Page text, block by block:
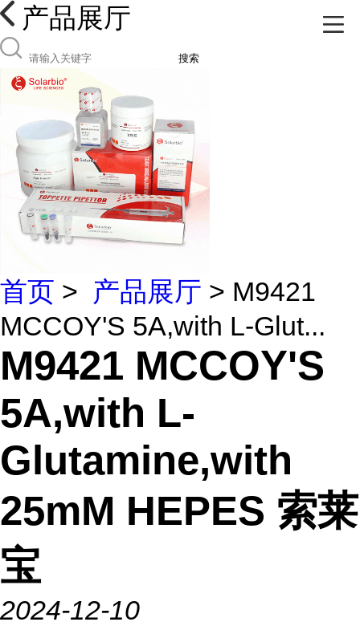
产品展厅
搜索
首页 > 产品展厅 > M9421
MCCOY'S 5A,with L-Glut...
M9421 MCCOY'S
5A,with L-
Glutamine,with
25mM HEPES 索莱
宝
2024-12-10